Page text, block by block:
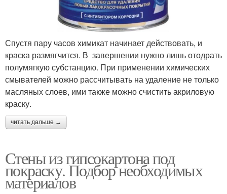
Спустя пару часов химикат начинает действовать, и
краска размягчится. В завершении нужно лишь отодрать
полумягкую субстанцию. При применении химических
смывателей можно рассчитывать на удаление не только
масляных слоев, ими также можно счистить акриловую
краску.
читать дальше →
Стены из гипсокартона под
покраску. Подбор необходимых
материалов